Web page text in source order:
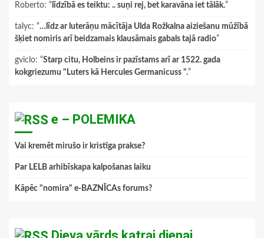
Roberto: “ līdzībā es teiktu: .. suņi rej, bet karavāna iet tālāk.”
talyc: “…līdz ar luterāņu mācītāja Ulda Rožkalna aiziešanu mūžībā
šķiet nomiris arī beidzamais klausāmais gabals tajā radio”
gviclo: “Starp citu, Holbeins ir pazīstams arī ar 1522. gada
kokgriezumu "Luters kā Hercules Germanicuss ".”
e – POLEMIKA
Vai kremēt mirušo ir kristīga prakse?
Par LELB arhibīskapa kalpošanas laiku
Kāpēc "nomira" e-BAZNĪCAs forums?